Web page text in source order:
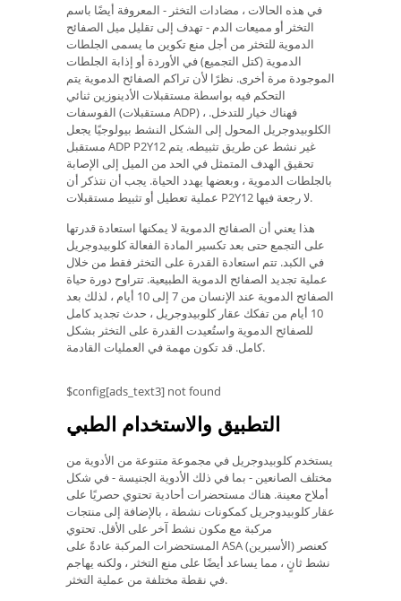
في هذه الحالات ، مضادات التخثر - المعروفة أيضًا باسم
التخثر أو مميعات الدم - تهدف إلى تقليل ميل الصفائح
الدموية للتخثر من أجل منع تكوين ما يسمى الجلطات
الدموية (كتل التجميع) في الأوردة أو إذابة الجلطات
الموجودة مرة أخرى. نظرًا لأن تراكم الصفائح الدموية يتم
التحكم فيه بواسطة مستقبلات الأدينوزين ثنائي
الفوسفات (مستقبلات ADP) ، فهناك خيار للتدخل.
الكلوبيدوجريل المحول إلى الشكل النشط بيولوجيًا يجعل
مستقبل ADP P2Y12 غير نشط عن طريق تثبيطه. يتم
تحقيق الهدف المتمثل في الحد من الميل إلى الإصابة
بالجلطات الدموية ، وبعضها يهدد الحياة. يجب أن نتذكر أن
عملية تعطيل أو تثبيط مستقبلات P2Y12 لا رجعة فيها.
هذا يعني أن الصفائح الدموية لا يمكنها استعادة قدرتها
على التجمع حتى بعد تكسير المادة الفعالة كلوبيدوجريل
في الكبد. تتم استعادة القدرة على التخثر فقط من خلال
عملية تجديد الصفائح الدموية الطبيعية. تتراوح دورة حياة
الصفائح الدموية عند الإنسان من 7 إلى 10 أيام ، لذلك بعد
10 أيام من تفكك عقار كلوبيدوجريل ، حدث تجديد كامل
للصفائح الدموية واستُعيدت القدرة على التخثر بشكل
كامل. قد تكون مهمة في العمليات القادمة.
$config[ads_text3] not found
التطبيق والاستخدام الطبي
يستخدم كلوبيدوجريل في مجموعة متنوعة من الأدوية من
مختلف الصانعين - بما في ذلك الأدوية الجنيسة - في شكل
أملاح معينة. هناك مستحضرات أحادية تحتوي حصريًا على
عقار كلوبيدوجريل كمكونات نشطة ، بالإضافة إلى منتجات
مركبة مع مكون نشط آخر على الأقل. تحتوي
المستحضرات المركبة عادةً على ASA (الأسبرين) كعنصر
نشط ثانٍ ، مما يساعد أيضًا على منع التخثر ، ولكنه يهاجم
في نقطة مختلفة من عملية التخثر.